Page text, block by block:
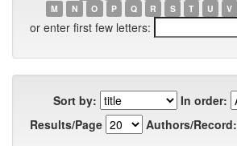
M
N O P Q R S T U V
or enter first few letters:
Sort by:
In order:
Results/Page
Authors/Record: